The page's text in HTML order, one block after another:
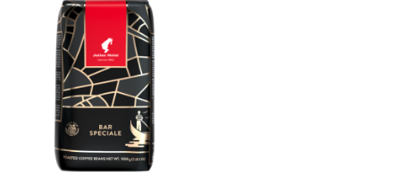
【「AFTEE先享後付」結帳流程】
１．於結帳方式選擇「AFTEE先享後付」後，將跳轉至「AFTEE先享後付」
結帳頁面，進行簡訊認證並確認金額後，即可完成結帳。
２．訂單成立數日內，您將收到繳費通知簡訊。
３．收到繳費通知簡訊後14天內，點擊此簡訊中的連結，可透過四大超商／
ATM／網路銀行／等多元方式進行付款，方視為交易完成。
※ 請注意：結帳手續完成當下不需立刻繳費，但若您需要取消訂單，請聯絡
購買商品的店家。未經商家同意取消之訂單仍視為有效，需透過AFTEE先享
後付繳納相關費用。
※ 交易是否成功請以「AFTEE先享後付 」之結帳頁面顯示為準，若有關於
是否繳費成功／繳費後需取消欲退款等相關疑問，請聯繫「AFTEE先享後付
全家取貨付款
每筆NT$60，滿NT$800(含以上)免運費
7-11取貨付款
每筆NT$60，滿NT$2,000(含以上)免運費
付款後7-11取貨(快速到店)
每筆NT$95